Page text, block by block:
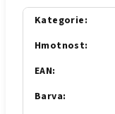
Kategorie:
Hmotnost:
EAN:
Barva: